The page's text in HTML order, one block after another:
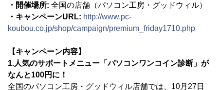
・開催場所: 全国の店舗（パソコン工房・グッドウィル）
・キャンペーンURL: http://www.pc-
koubou.co.jp/shop/campaign/premium_friday1710.php
【キャンペーン内容】
1.人気のサポートメニュー「パソコンワンコイン診断」が
なんと100円に！
全国のパソコン工房・グッドウィル店舗では、10月27日